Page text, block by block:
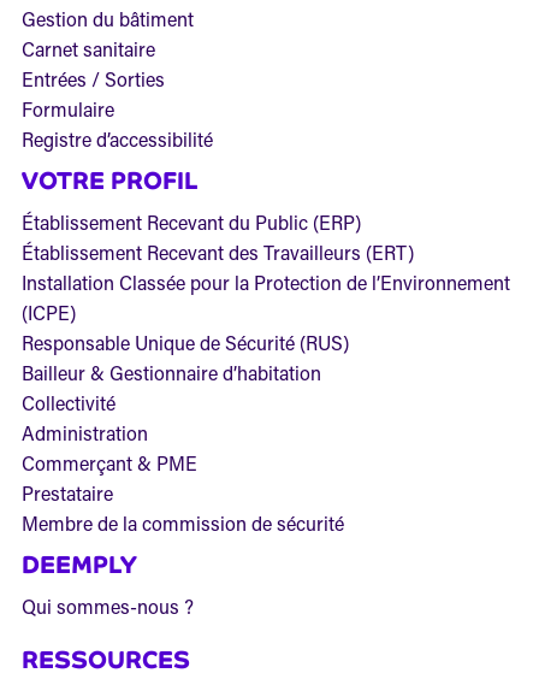
Gestion du bâtiment
Carnet sanitaire
Entrées / Sorties
Formulaire
Registre d’accessibilité
VOTRE PROFIL
Établissement Recevant du Public (ERP)
Établissement Recevant des Travailleurs (ERT)
Installation Classée pour la Protection de l’Environnement
(ICPE)
Responsable Unique de Sécurité (RUS)
Bailleur & Gestionnaire d’habitation
Collectivité
Administration
Commerçant & PME
Prestataire
Membre de la commission de sécurité
DEEMPLY
Qui sommes-nous ?
RESSOURCES